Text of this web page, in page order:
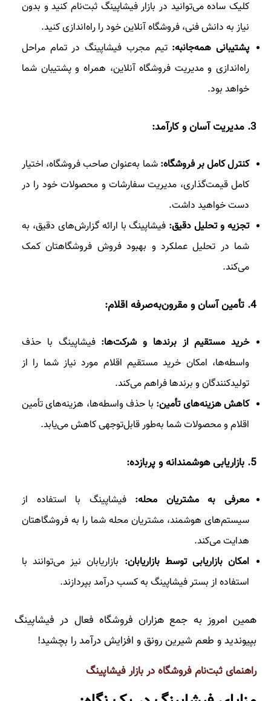
کلیک ساده می‌توانید در بازار فیشاپینگ ثبت‌نام کنید و بدون
نیاز به دانش فنی، فروشگاه آنلاین خود را راه‌اندازی کنید.
پشتیبانی همه‌جانبه: تیم مجرب فیشاپینگ در تمام مراحل
راه‌اندازی و مدیریت فروشگاه آنلاین، همراه و پشتیبان شما
خواهد بود.
3. مدیریت آسان و کارآمد:
کنترل کامل بر فروشگاه: شما به‌عنوان صاحب فروشگاه، اختیار
کامل قیمت‌گذاری، مدیریت سفارشات و محصولات خود را در
دست خواهید داشت.
تجزیه و تحلیل دقیق: فیشاپینگ با ارائه گزارش‌های دقیق، به
شما در تحلیل عملکرد و بهبود فروش فروشگاهتان کمک
می‌کند.
4. تأمین آسان و مقرون‌به‌صرفه اقلام:
خرید مستقیم از برندها و شرکت‌ها: فیشاپینگ با حذف
واسطه‌ها، امکان خرید مستقیم اقلام مورد نیاز شما را از
تولیدکنندگان و برندها فراهم می‌کند.
کاهش هزینه‌های تأمین: با حذف واسطه‌ها، هزینه‌های تأمین
اقلام و محصولات شما به‌طور قابل‌توجهی کاهش می‌یابد.
5. بازاریابی هوشمندانه و پربازده:
معرفی به مشتریان محله: فیشاپینگ با استفاده از
سیستم‌های هوشمند، مشتریان محله شما را به فروشگاهتان
هدایت می‌کند.
امکان بازاریابی توسط بازاریابان: بازاریابان نیز می‌توانند با
استفاده از بستر فیشاپینگ به کسب درآمد بپردازند.
همین امروز به جمع هزاران فروشگاه فعال در فیشاپینگ
بپیوندید و طعم شیرین رونق و افزایش درآمد را بچشید!
راهنمای ثبت‌نام فروشگاه در بازار فیشاپینگ